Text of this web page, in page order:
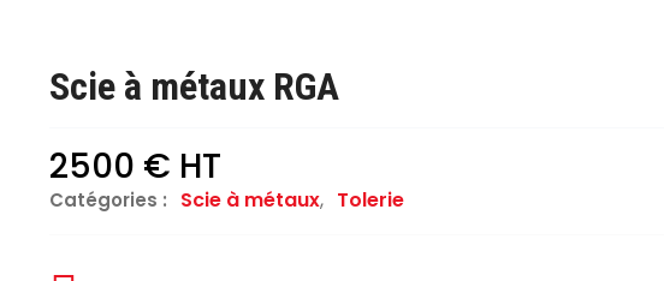
Scie à métaux RGA
2500 € HT
Catégories : Scie à métaux, Tolerie